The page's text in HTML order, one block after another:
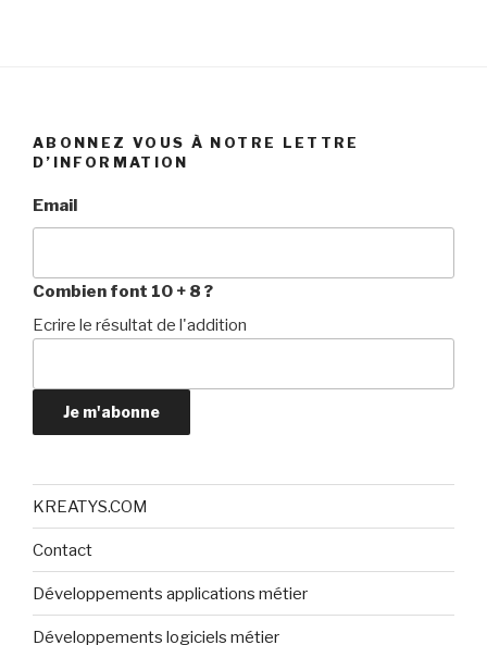
ABONNEZ VOUS À NOTRE LETTRE
D’INFORMATION
Email
Combien font 10 + 8 ?
Ecrire le résultat de l'addition
Je m'abonne
KREATYS.COM
Contact
Développements applications métier
Développements logiciels métier